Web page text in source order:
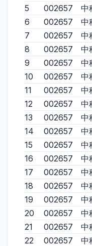
5
002657 中
6
002657 中
7
002657 中
8
002657 中
9
002657 中
10
002657 中
11
002657 中
12
002657 中
13
002657 中
14
002657 中
15
002657 中
16
002657 中
17
002657 中
18
002657 中
19
002657 中
20
002657 中
21
002657 中
22
002657 中